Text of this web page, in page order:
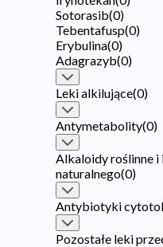
Sotorasib(0)
Tebentafusp(0)
Erybulina(0)
Adagrazyb(0)
Leki alkilujące(0)
Antymetabolity(0)
Alkaloidy roślinne i
naturalnego(0)
Antybiotyki
Pozostałe leki